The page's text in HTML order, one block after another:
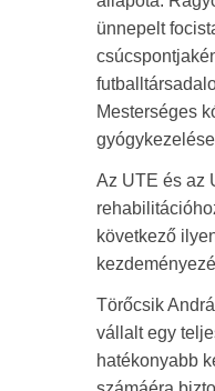
ünnepelt
Mesterséges
Az UTE és az
következő
Törőcsik
vállalt egy
hatékonyabb